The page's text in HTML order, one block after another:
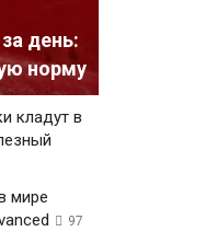
день:
норму
кладут в
мире
97